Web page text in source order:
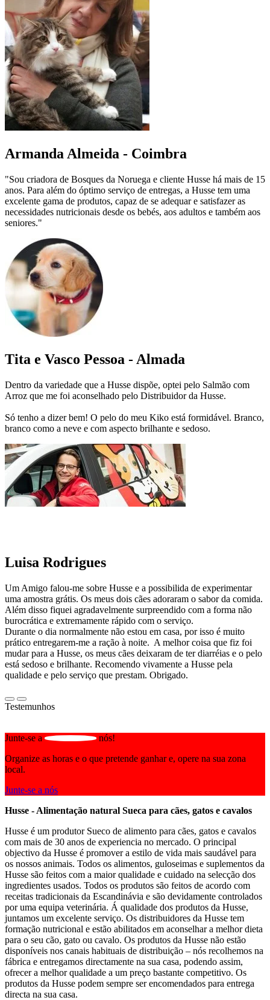
Armanda Almeida - Coimbra
"Sou criadora de Bosques da Noruega e cliente Husse há mais de 15
anos. Para além do óptimo serviço de entregas, a Husse tem uma
excelente gama de produtos, capaz de se adequar e satisfazer as
necessidades nutricionais desde os bebés, aos adultos e também aos
seniores."
Tita e Vasco Pessoa - Almada
Dentro da variedade que a Husse dispõe, optei pelo Salmão com
Arroz que me foi aconselhado pelo Distribuidor da Husse.
Só tenho a dizer bem! O pelo do meu Kiko está formidável. Branco,
branco como a neve e com aspecto brilhante e sedoso.
Luisa Rodrigues
Um Amigo falou-me sobre Husse e a possibilida de experimentar
uma amostra grátis. Os meus dois cães adoraram o sabor da comida.
Além disso fiquei agradavelmente surpreendido com a forma não
burocrática e extremamente rápido com o serviço.
Durante o dia normalmente não estou em casa, por isso é muito
prático entregarem-me a ração à noite. A melhor coisa que fiz foi
mudar para a Husse, os meus cães deixaram de ter diarréias e o pelo
está sedoso e brilhante. Recomendo vivamente a Husse pela
qualidade e pelo serviço que prestam. Obrigado.
Testemunhos
Junte-se a
nós!
Organize as horas e o que pretende ganhar e, opere na sua zona
local.
Junte-se a nós
Husse - Alimentação natural Sueca para cães, gatos e cavalos
Husse é um produtor Sueco de alimento para cães, gatos e cavalos
com mais de 30 anos de experiencia no mercado. O principal
objectivo da Husse é promover a estilo de vida mais saudável para
os nossos animais. Todos os alimentos, guloseimas e suplementos da
Husse são feitos com a maior qualidade e cuidado na selecção dos
ingredientes usados. Todos os produtos são feitos de acordo com
receitas tradicionais da Escandinávia e são devidamente controlados
por uma equipa veterinária. Á qualidade dos produtos da Husse,
juntamos um excelente serviço. Os distribuidores da Husse tem
formação nutricional e estão abilitados em aconselhar a melhor dieta
para o seu cão, gato ou cavalo. Os produtos da Husse não estão
disponíveis nos canais habituais de distribuição – nós recolhemos na
fábrica e entregamos directamente na sua casa, podendo assim,
ofrecer a melhor qualidade a um preço bastante competitivo. Os
produtos da Husse podem sempre ser encomendados para entrega
directa na sua casa.